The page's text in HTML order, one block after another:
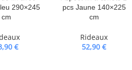
290×245
cm
€
pcs Jaune 140×225
cm
Rideaux
52,90€